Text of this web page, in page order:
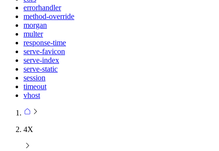
errorhandler
method-override
morgan
multer
response-time
serve-favicon
serve-index
serve-static
session
timeout
vhost
4X